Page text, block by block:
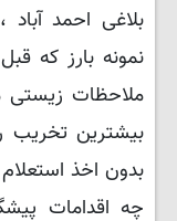
بلاغی احمد آباد
نمونه بارز که
ملاحظات زیستی
بیشترین تخریب
بدون اخذ
چه اقدامات